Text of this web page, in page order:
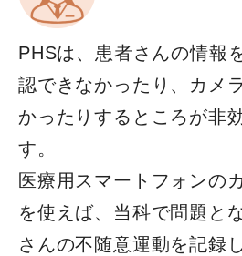
PHSは、患者さんの情報
認できなかったり、カメ
かったりするところが非
す。
医療用スマートフォンの
を使えば、当科で問題と
さんの不随意運動を記録